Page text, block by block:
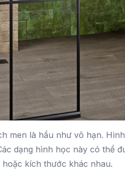
men là hầu như vô hạn.
dạng hình học này có thể
kích thước khác nhau.